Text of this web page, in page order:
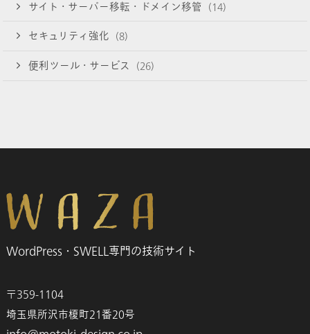
サイト・サーバー移転・ドメイン移管 (14)
セキュリティ強化 (8)
便利ツール・サービス (26)
WordPress・SWELL専門の技術サイト
〒359-1104
埼玉県所沢市榎町21番20号